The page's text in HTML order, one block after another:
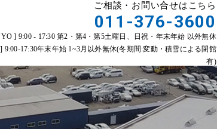
ご相談・お問い合せはこちら
011-376-3600
] 9:00 - 17:30 第2・第4・第5土曜日、日祝・年末年始 以外無休
9:00-17:30年末年始 1~3月以外無休(冬期間:変動・積雪による閉館
有)